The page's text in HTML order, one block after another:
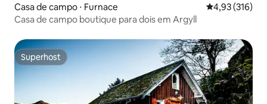
Casa de campo ⋅ Furnace 4,93 de uma
4,93 (316)
Casa de campo boutique para dois em Argyll
Superhost
Superhost